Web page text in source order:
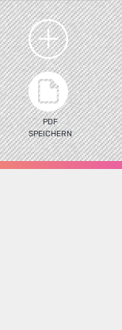
PDF
SPEICHERN